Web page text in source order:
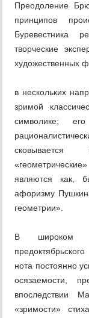
Преодоление
принципов
Буревестника
творческие
художественных
в нескольких
зримой
символике;
являются как,
афоризму
геометрии».
В широком
нота постоянно
осязаемости,
впоследствии
«зримости»